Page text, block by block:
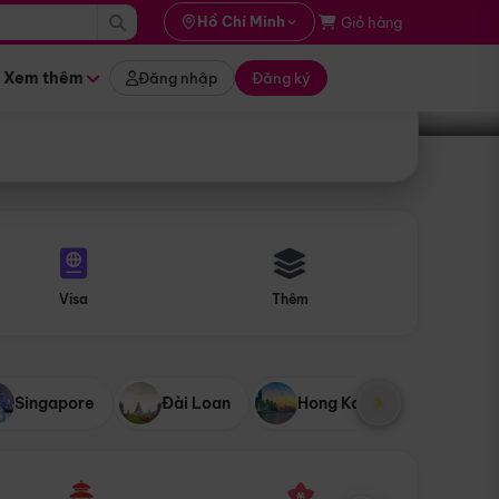
Hồ Chí Minh Giỏ hàng
Xem thêm Đăng nhập Đăng ký
Tìm tour
Visa Thêm
Singapore Đài Loan Hong Kong